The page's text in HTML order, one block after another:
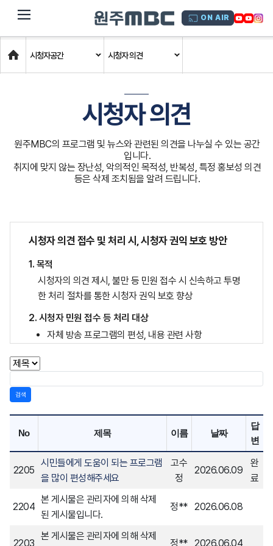
dehaze ON AIR
Home
시청자공간 시청자 의견
시청자 의견
원주MBC의 프로그램 및 뉴스와 관련된 의견을 나누실 수 있는 공간
입니다.
취지에 맞지 않는 장난성, 악의적인 목적성, 반복성, 특정 홍보성 의견
등은 삭제 조치됨을 알려 드립니다.
시청자 의견 접수 및 처리 시, 시청자 권익 보호 방안
1. 목적
시청자의 의견 제시, 불만 등 민원 접수 시 신속하고 투명
한 처리 절차를 통한 시청자 권익 보호 향상
2. 시청자 민원 접수 등 처리 대상
자체 방송 프로그램의 편성, 내용 관련 사항
기타 시청자에 대한 권익 보호 관련 사항
3. 접수 방법
홈페이지(www.wjmbc.co.kr) 시청자 의견 게시판
전화 033-741-8243(월~금 : 오전 9시~오후 6시, 토
~일, 공휴일, 야간)
4. 처리 절차
의견 등 불만 신청(홈페이지, 전화) → 시청자 권익 보호
담당 부서(경영 심의국) 접수 → 관련 부서 협의 → 불만
등 의견 처리 결과 답변 처리(홈페이지, 전화)
검색
No 제목 이름 날짜
답
변
2205
시민들에게 도움이 되는 프로그램
을 많이 편성해주세요
고수
정
2026.06.09
완
료
2204
본 게시물은 관리자에 의해 삭제
된 게시물입니다.
정** 2026.06.08
2203
본 게시물은 관리자에 의해 삭제
정** 2026.06.04